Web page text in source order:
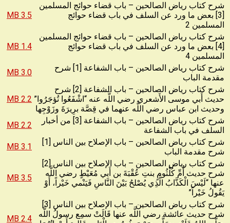
شرح كتاب رياض الصالحين – باب قضاء حوائج المسلمين
[3] بعض ما ورد عن السلف في باب قضاء حوائج
المسلمين 2
3.5 MB
شرح كتاب رياض الصالحين – باب قضاء حوائج المسلمين
[4] بعض ما ورد عن السلف في باب قضاء حوائج
المسلمين 4
1.4 MB
شرح كتاب رياض الصالحين – باب الشفاعة [1] شرح
مقدمة الباب
3.0 MB
شرح كتاب رياض الصالحين – باب الشفاعة [2] شرح
حديث أَبي موسى الأَشعري رضي اللَّه عنه “اشْفَعُوا تُؤجَرُوا”
وحديث ابن عباس رضي اللَّه عنهما في قِصَّة برِيرَةَ وزَوْجِها
2.2 MB
شرح كتاب رياض الصالحين – باب الشفاعة [3] من أخبار
السلف في باب الشفاعة
2.2 MB
شرح كتاب رياض الصالحين – باب الإصلاح بين الناس [1]
شرح مقدمة الباب
3.1 MB
شرح كتاب رياض الصالحين – باب الإصلاح بين الناس [2]
شرح حديث أُمِّ كُلْثُومٍ بنتِ عُقْبَةَ بن أَبي مُعَيْطٍ رضي اللَّه
عنها “لَيْسَ الْكَذَّابُ الَّذِي يُصْلحُ بَيْنَ النَّاسِ فَيَنْمي خَيْراً، أَوْ
يَقُولُ خَيْراً”
3.5 MB
شرح كتاب رياض الصالحين – باب الإصلاح بين الناس [3]
شرح حديث عائشة رضي اللَّه عنها قَالَتْ سمِع رسولُ اللَّه
2.4 MB